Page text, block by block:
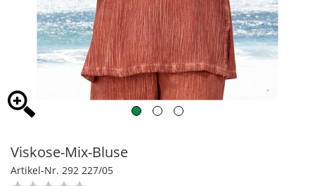
Viskose-Mix-Bluse
Artikel-Nr. 292 227/05